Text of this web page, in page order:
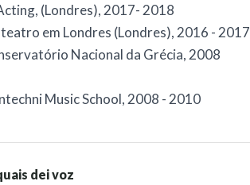
(Londres), 2017- 2018
em Londres (Londres), 2016 - 2017
Nacional da Grécia, 2008
Music School, 2008 - 2010
dei voz